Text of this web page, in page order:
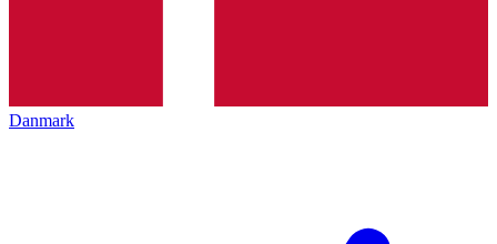
Danmark